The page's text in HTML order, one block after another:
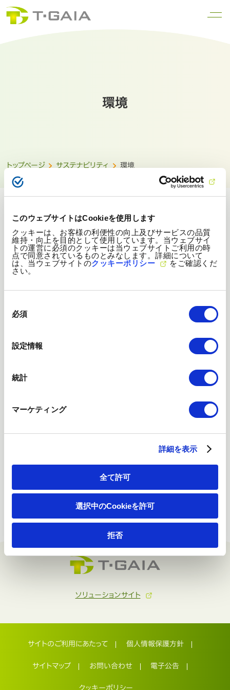
このウェブサイトはCookieを使用します
クッキーは、お客様の利便性の向上及びサービスの品質
維持・向上を目的として使用しています。当ウェブサイ
トの運営に必須のクッキーは当ウェブサイトご利用の時
点で同意されているものとみなします。詳細について
は、当ウェブサイトのクッキーポリシー
をご確認くだ
さい。
必須
設定情報
統計
マーケティング
詳細を表示
全て許可
選択中のCookieを許可
拒否
環境
トップページ サステナビリティ 環境
環境方針
当社グループは、事業活動を通じて発生する環境負荷の低
減に努め、持続可能な社会の実現に貢献します。
環境への取り組み
環境に対する取り組みをご紹介します。
気候変動への対応に向けた情報開示を行っています。
ソリューションサイト
サイトのご利用にあたって 個人情報保護方針
サイトマップ お問い合わせ 電子公告
クッキーポリシー